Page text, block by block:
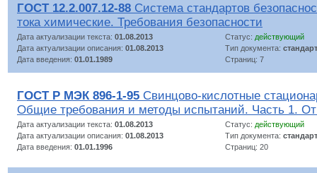
ГОСТ 12.2.007.12-88 Система стандартов
тока химические. Требования безопасности
Дата актуализации текста: 01.08.2013 Статус: действующий
Дата актуализации описания: 01.08.2013 Тип документа: стандарт
Дата введения: 01.01.1989 Страниц: 7
ГОСТ Р МЭК 896-1-95 Свинцово-кислотные
Общие требования и методы испытаний. Часть 1.
Дата актуализации текста: 01.08.2013 Статус: действующий
Дата актуализации описания: 01.08.2013 Тип документа: стандарт
Дата введения: 01.01.1996 Страниц: 20